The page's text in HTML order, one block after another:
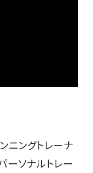
ニングトレーナ
ーソナルトレー